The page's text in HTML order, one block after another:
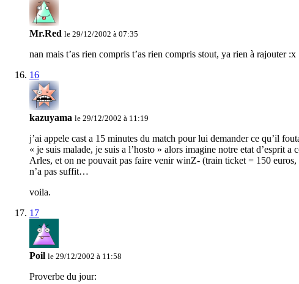
Mr.Red le 29/12/2002 à 07:35
nan mais t’as rien compris t’as rien compris stout, ya rien à rajouter :x
16
kazuyama le 29/12/2002 à 11:19
j’ai appele cast a 15 minutes du match pour lui demander ce qu’il
« je suis malade, je suis a l’hosto » alors imagine notre etat d’esprit
Arles, et on ne pouvait pas faire venir winZ- (train ticket = 150
n’a pas suffit…
voila.
17
Poil le 29/12/2002 à 11:58
Proverbe du jour: